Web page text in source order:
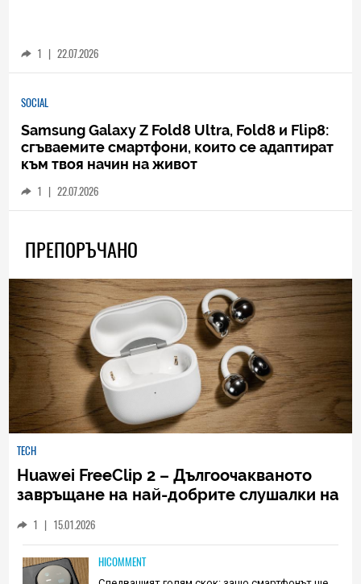
1 | 22.07.2026
SOCIAL
Samsung Galaxy Z Fold8 Ultra, Fold8 и Flip8:
сгъваемите смартфони, които се адаптират
към твоя начин на живот
1 | 22.07.2026
ПРЕПОРЪЧАНО
TECH
Huawei FreeClip 2 – Дългоочакваното
завръщане на най-добрите слушалки на
1 | 15.01.2026
HICOMMENT